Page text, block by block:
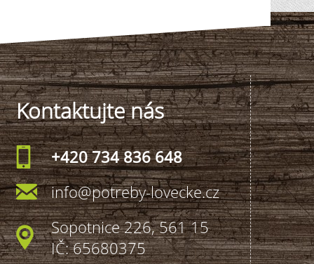
Kontaktujte nás
+420 734 836 648
info@potreby-lovecke.cz
Sopotnice 226, 561 15
IČ: 65680375